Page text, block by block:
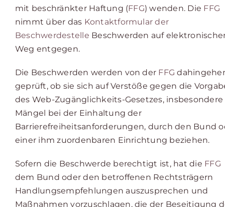
mit beschränkter Haftung (FFG) wenden. Die FFG
nimmt über das Kontaktformular der
Beschwerdestelle Beschwerden auf
Weg entgegen.
Die Beschwerden werden von der FFG
geprüft, ob sie sich auf Verstöße gegen die
des Web-Zugänglichkeits-Gesetzes, insbesondere
Mängel bei der Einhaltung der
Barrierefreiheitsanforderungen, durch den Bund
einer ihm zuordenbaren Einrichtung beziehen.
Sofern die Beschwerde berechtigt ist, hat die FFG
dem Bund oder den betroffenen Rechtsträgern
Handlungsempfehlungen auszusprechen und
Maßnahmen vorzuschlagen, die der Beseitigung